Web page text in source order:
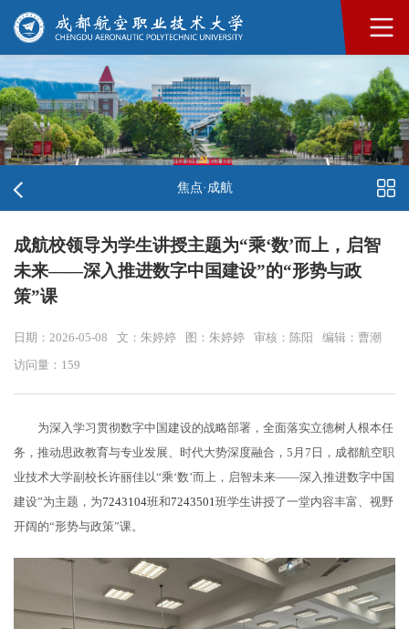
焦点·成航
成航校领导为学生讲授主题为“乘‘数’而上，启智
未来——深入推进数字中国建设”的“形势与政
策”课
日期：2026-05-08 文：朱婷婷 图：朱婷婷 审核：陈阳 编辑：曹潮
访问量： 159
为深入学习贯彻数字中国建设的战略部署，全面落实立德树人根本任
务，推动思政教育与专业发展、时代大势深度融合，5月7日，成都航空职
业技术大学副校长许丽佳以“乘‘数’而上，启智未来——深入推进数字中国
建设”为主题，为7243104班和7243501班学生讲授了一堂内容丰富、视野
开阔的“形势与政策”课。